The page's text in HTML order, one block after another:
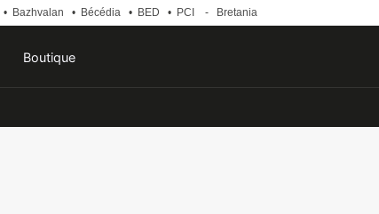
• Bazhvalan • Bécédia • BED • PCI - Bretania
Boutique